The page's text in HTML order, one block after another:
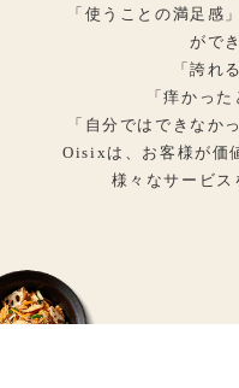
「使うことの満足感
がで
「誇れ
「痒かっ
「自分ではできなか
Oisixは、お客様が価
様々なサービス